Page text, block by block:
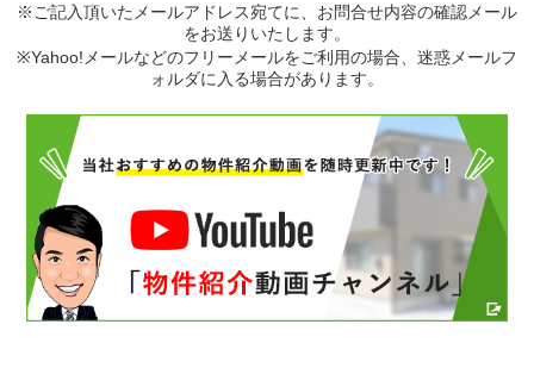
※ご記入頂いたメールアドレス宛てに、お問合せ内容の確認メール
をお送りいたします。
※Yahoo!メールなどのフリーメールをご利用の場合、迷惑メールフ
ォルダに入る場合があります。